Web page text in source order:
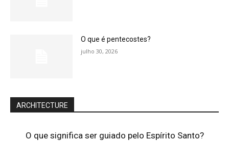
O que é pentecostes?
julho 30, 2026
ARCHITECTURE
O que significa ser guiado pelo Espírito Santo?